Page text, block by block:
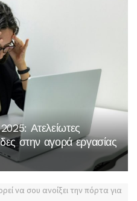
Ατελείωτες
στην αγορά εργασίας